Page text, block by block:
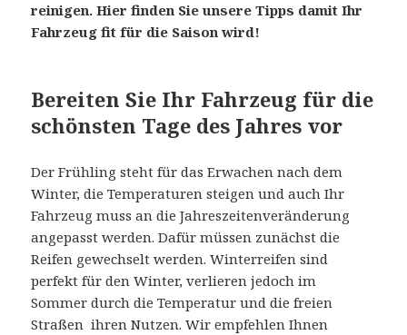
reinigen. Hier finden Sie unsere Tipps damit Ihr
Fahrzeug fit für die Saison wird!
Bereiten Sie Ihr Fahrzeug für die
schönsten Tage des Jahres vor
Der Frühling steht für das Erwachen nach dem
Winter, die Temperaturen steigen und auch Ihr
Fahrzeug muss an die Jahreszeitenveränderung
angepasst werden. Dafür müssen zunächst die
Reifen gewechselt werden. Winterreifen sind
perfekt für den Winter, verlieren jedoch im
Sommer durch die Temperatur und die freien
Straßen ihren Nutzen. Wir empfehlen Ihnen